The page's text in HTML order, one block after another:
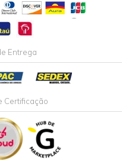
Entrega
Certificação